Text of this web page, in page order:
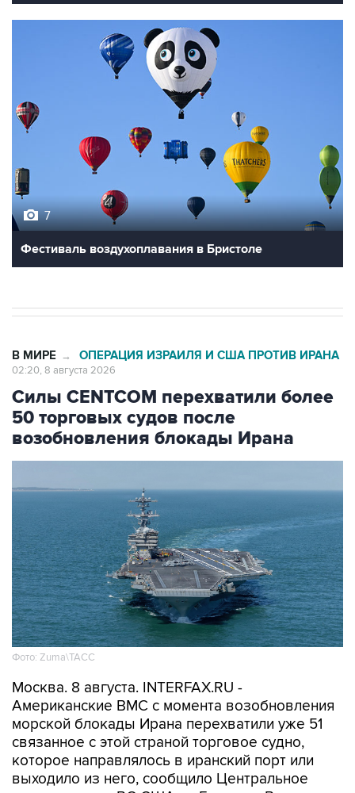
Фестиваль воздухоплавания в Бристоле
Силы CENTCOM перехватили более
50 торговых судов после
возобновления блокады Ирана
Фото: Zuma\ТАСС
Москва. 8 августа. INTERFAX.RU -
морской блокады Ирана перехватили уже 51
связанное с этой страной торговое судно,
которое направлялось в иранский порт или
выходило из него, сообщило Центральное
командование ВС США на Ближнем Востоке
(CENTCOM).